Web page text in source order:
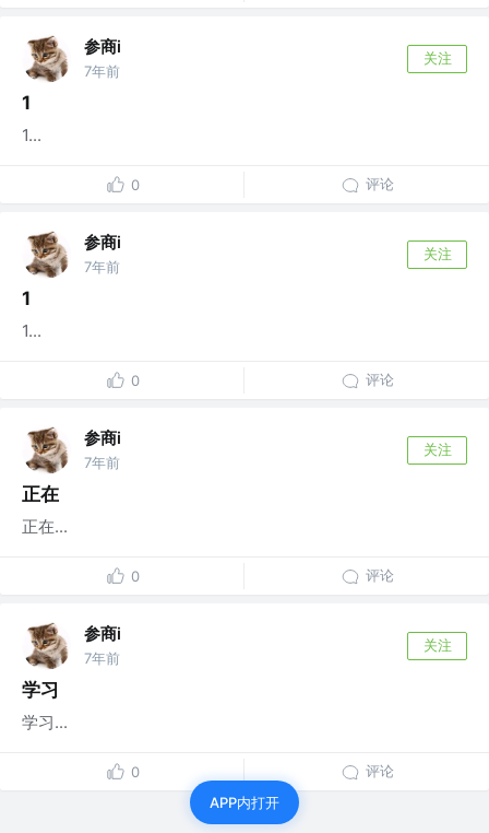
参商i
7年前
关注
1
1...
0 评论
参商i
7年前
关注
1
1...
0 评论
参商i
7年前
关注
正在
正在...
0 评论
参商i
7年前
关注
学习
学习...
0
评论
APP内打开